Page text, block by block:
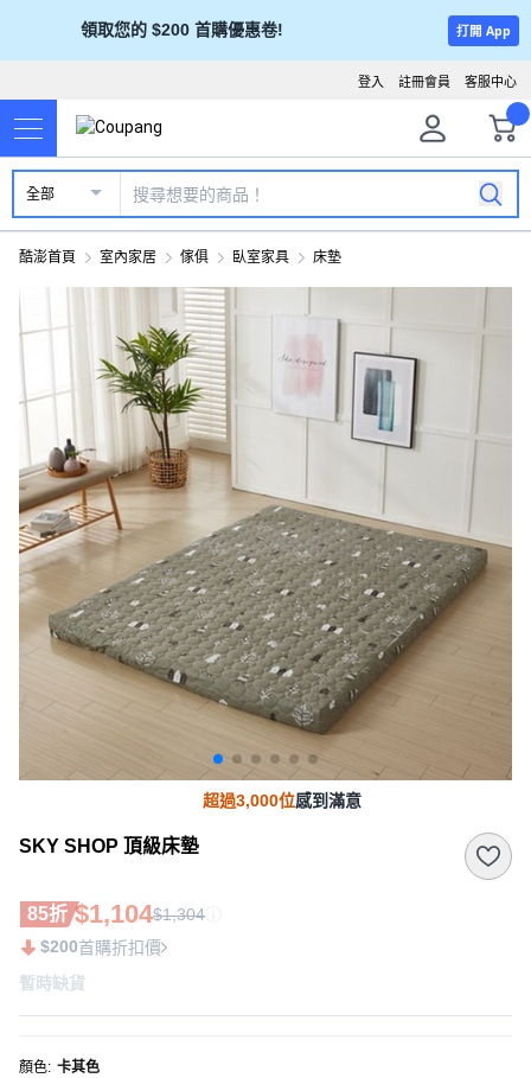
領取您的 $200 首購優惠卷! 打開 App
客服中心
註冊會員
登入
全部
酷澎首頁 室內家居 傢俱 臥室家具 床墊
超過3,000位感到滿意
SKY SHOP 頂級床墊
85折 $1,104$1,304
$200首購折扣價
暫時缺貨
顏色: 卡其色